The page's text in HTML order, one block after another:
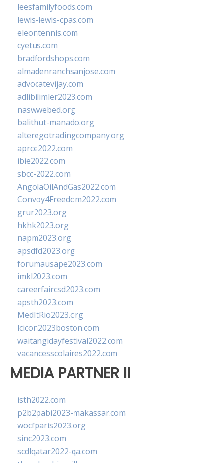
leesfamilyfoods.com
lewis-lewis-cpas.com
eleontennis.com
cyetus.com
bradfordshops.com
almadenranchsanjose.com
advocatevijay.com
adlibilimler2023.com
naswwebed.org
balithut-manado.org
alteregotradingcompany.org
aprce2022.com
ibie2022.com
sbcc-2022.com
AngolaOilAndGas2022.com
Convoy4Freedom2022.com
grur2023.org
hkhk2023.org
napm2023.org
apsdfd2023.org
forumausape2023.com
imkl2023.com
careerfaircsd2023.com
apsth2023.com
MedItRio2023.org
lcicon2023boston.com
waitangidayfestival2022.com
vacancesscolaires2022.com
MEDIA PARTNER II
isth2022.com
p2b2pabi2023-makassar.com
wocfparis2023.org
sinc2023.com
scdlqatar2022-qa.com